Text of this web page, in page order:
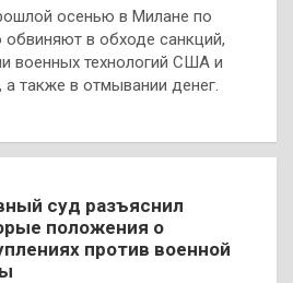
осенью в Милане по
в обходе санкций,
военных технологий США и
а также в отмывании денег.
суд разъяснил
положения о
против военной